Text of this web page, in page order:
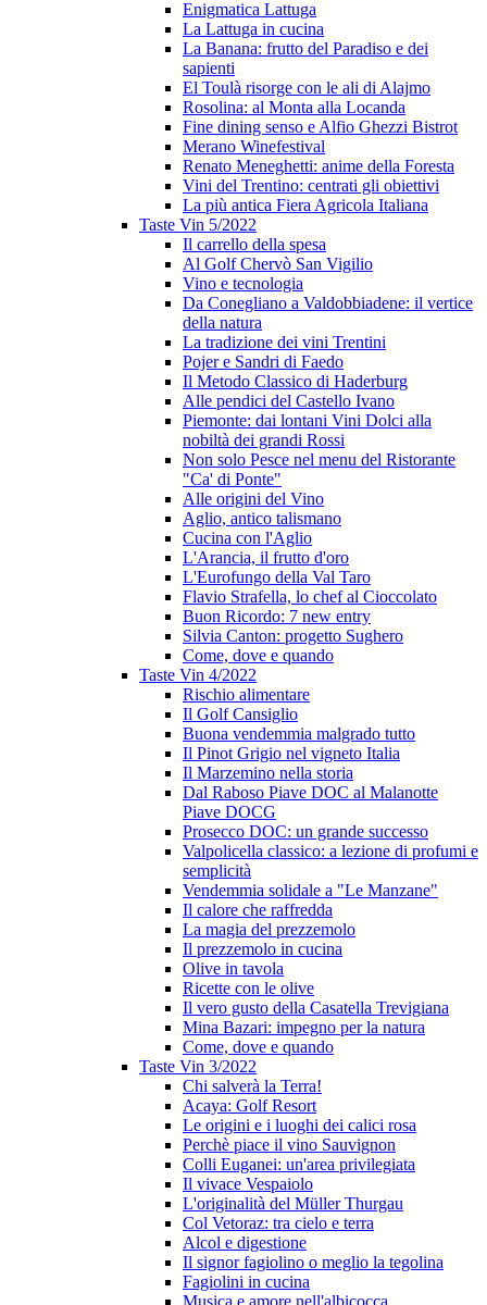
Enigmatica Lattuga
La Lattuga in cucina
La Banana: frutto del Paradiso e dei
sapienti
El Toulà risorge con le ali di Alajmo
Rosolina: al Monta alla Locanda
Fine dining senso e Alfio Ghezzi Bistrot
Merano Winefestival
Renato Meneghetti: anime della Foresta
Vini del Trentino: centrati gli obiettivi
La più antica Fiera Agricola Italiana
Taste Vin 5/2022
Il carrello della spesa
Al Golf Chervò San Vigilio
Vino e tecnologia
Da Conegliano a Valdobbiadene: il vertice
della natura
La tradizione dei vini Trentini
Pojer e Sandri di Faedo
Il Metodo Classico di Haderburg
Alle pendici del Castello Ivano
Piemonte: dai lontani Vini Dolci alla
nobiltà dei grandi Rossi
Non solo Pesce nel menu del Ristorante
"Ca' di Ponte"
Alle origini del Vino
Aglio, antico talismano
Cucina con l'Aglio
L'Arancia, il frutto d'oro
L'Eurofungo della Val Taro
Flavio Strafella, lo chef al Cioccolato
Buon Ricordo: 7 new entry
Silvia Canton: progetto Sughero
Come, dove e quando
Taste Vin 4/2022
Rischio alimentare
Il Golf Cansiglio
Buona vendemmia malgrado tutto
Il Pinot Grigio nel vigneto Italia
Il Marzemino nella storia
Dal Raboso Piave DOC al Malanotte
Piave DOCG
Prosecco DOC: un grande successo
Valpolicella classico: a lezione di profumi e
semplicità
Vendemmia solidale a "Le Manzane"
Il calore che raffredda
La magia del prezzemolo
Il prezzemolo in cucina
Olive in tavola
Ricette con le olive
Il vero gusto della Casatella Trevigiana
Mina Bazari: impegno per la natura
Come, dove e quando
Taste Vin 3/2022
Chi salverà la Terra!
Acaya: Golf Resort
Le origini e i luoghi dei calici rosa
Perchè piace il vino Sauvignon
Colli Euganei: un'area privilegiata
Il vivace Vespaiolo
L'originalità del Müller Thurgau
Col Vetoraz: tra cielo e terra
Alcol e digestione
Il signor fagiolino o meglio la tegolina
Fagiolini in cucina
Musica e amore nell'albicocca